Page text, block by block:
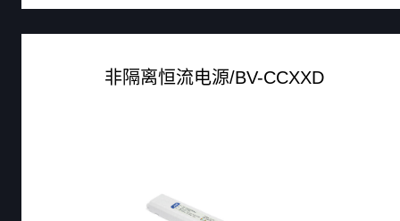
非隔离恒流电源/BV-CCXXD